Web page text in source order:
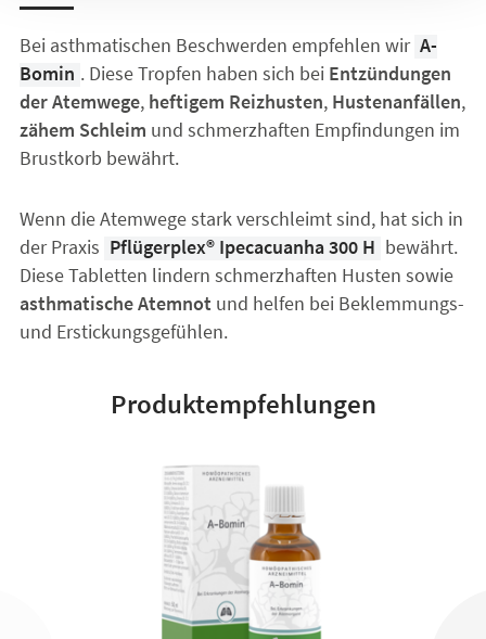
Bei asthmatischen Beschwerden empfehlen wir A-
Bomin . Diese Tropfen haben sich bei Entzündungen
der Atemwege, heftigem Reizhusten, Hustenanfällen,
zähem Schleim und schmerzhaften Empfindungen im
Brustkorb bewährt.
Wenn die Atemwege stark verschleimt sind, hat sich in
der Praxis Pflügerplex® Ipecacuanha 300 H bewährt.
Diese Tabletten lindern schmerzhaften Husten sowie
asthmatische Atemnot und helfen bei Beklemmungs-
und Erstickungsgefühlen.
Produktempfehlungen